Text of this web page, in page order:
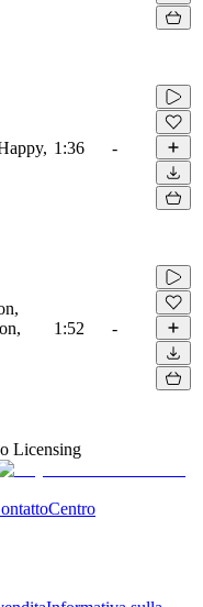
1:36 -
1:52 -
Licensing
Centro